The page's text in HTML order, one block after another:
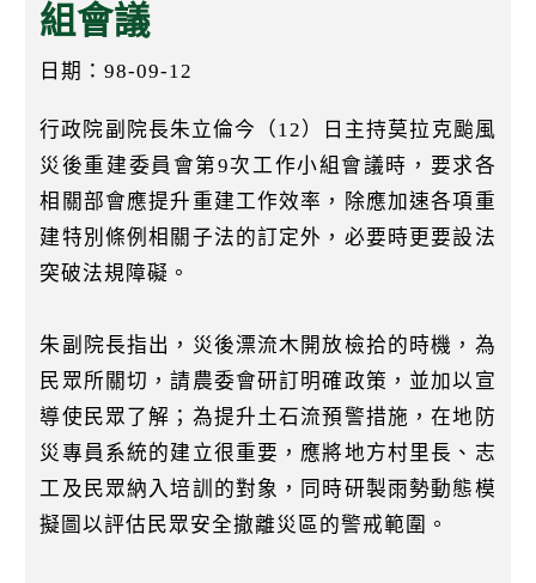
組會議
日期：98-09-12
行政院副院長朱立倫今（12）日主持莫拉克颱風
災後重建委員會第9次工作小組會議時，要求各
相關部會應提升重建工作效率，除應加速各項重
建特別條例相關子法的訂定外，必要時更要設法
突破法規障礙。
朱副院長指出，災後漂流木開放檢拾的時機，為
民眾所關切，請農委會研訂明確政策，並加以宣
導使民眾了解；為提升土石流預警措施，在地防
災專員系統的建立很重要，應將地方村里長、志
工及民眾納入培訓的對象，同時研製雨勢動態模
擬圖以評估民眾安全撤離災區的警戒範圍。